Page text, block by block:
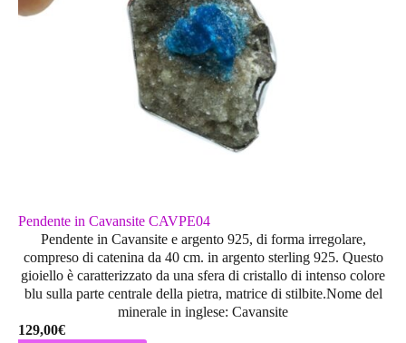
Pendente in Cavansite CAVPE04
Pendente in Cavansite e argento 925, di forma irregolare,
compreso di catenina da 40 cm. in argento sterling 925. Questo
gioiello è caratterizzato da una sfera di cristallo di intenso colore
blu sulla parte centrale della pietra, matrice di stilbite.Nome del
minerale in inglese: Cavansite
129,00€